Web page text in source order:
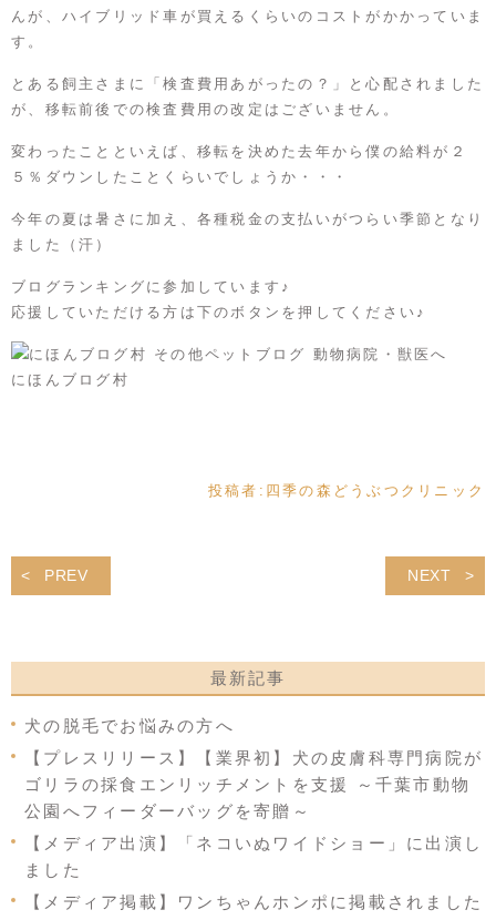
んが、ハイブリッド車が買えるくらいのコストがかかっていま
す。
とある飼主さまに「検査費用あがったの？」と心配されました
が、移転前後での検査費用の改定はございません。
変わったことといえば、移転を決めた去年から僕の給料が２
５％ダウンしたことくらいでしょうか・・・
今年の夏は暑さに加え、各種税金の支払いがつらい季節となり
ました（汗）
ブログランキングに参加しています♪
応援していただける方は下のボタンを押してください♪
にほんブログ村
投稿者: 四季の森どうぶつクリニック
PREV NEXT
最新記事
犬の脱毛でお悩みの方へ
【プレスリリース】【業界初】犬の皮膚科専門病院が
ゴリラの採食エンリッチメントを支援 ～千葉市動物
公園へフィーダーバッグを寄贈～
【メディア出演】「ネコいぬワイドショー」に出演し
ました
【メディア掲載】ワンちゃんホンポに掲載されました